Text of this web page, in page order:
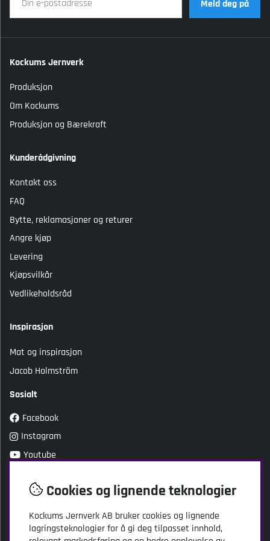
Meld deg på
Kockums Jernverk
Produksjon
Om Kockums
Produksjon og Bærekraft
Kunderådgivning
Kontakt oss
FAQ
Bytte, reklamasjoner og returer
Angre kjøp
Levering
Kjøpsvilkår
Vedlikeholdsråd
Inspirasjon
Mat og inspirasjon
Jacob Holmström
Sosialt
Facebook
Instagram
Youtube
Kockums Jernverk AB
Cookies og lignende teknologier
Kockums Jernverk AB bruker cookies og lignende
lagringsteknologier for å gi deg tilpasset innhold,